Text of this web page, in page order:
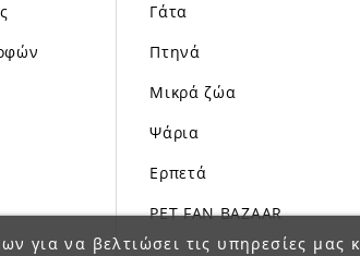
Γάτα
Πτηνά
Μικρά ζώα
Ψάρια
Ερπετά
PET FAN BAZAAR
για να βελτιώσει τις υπηρεσίες μας